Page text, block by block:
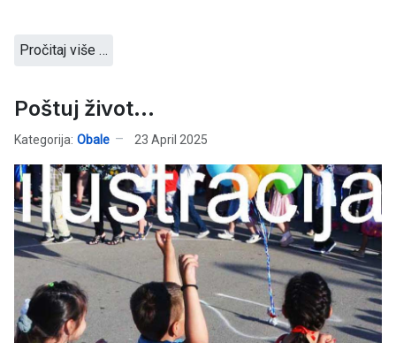
Pročitaj više …
Poštuj život...
Kategorija: Obale 23 April 2025